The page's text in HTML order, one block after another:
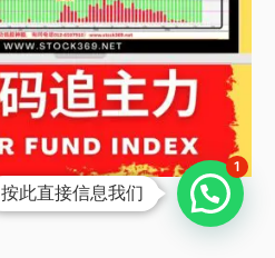
按此直接信息我们
1